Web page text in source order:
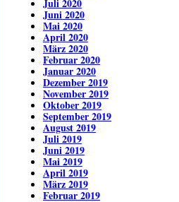
Juli 2020
Juni 2020
Mai 2020
April 2020
März 2020
Februar 2020
Januar 2020
Dezember 2019
November 2019
Oktober 2019
September 2019
August 2019
Juli 2019
Juni 2019
Mai 2019
April 2019
März 2019
Februar 2019